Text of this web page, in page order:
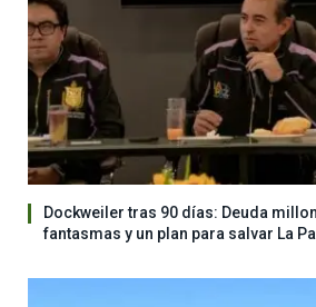
Dockweiler tras 90 días: Deuda
fantasmas y un plan para salvar La